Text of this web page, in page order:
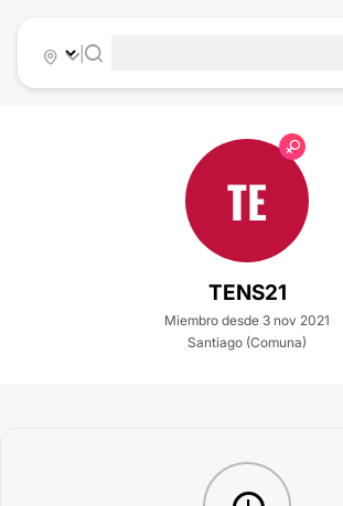
|
TE
TENS21
Miembro desde 3 nov 2021
Santiago (Comuna)